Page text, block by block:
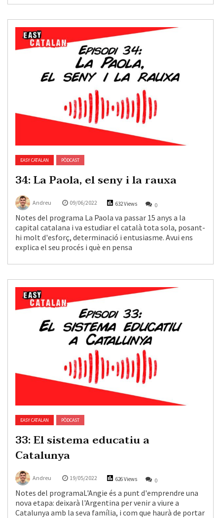
EASY CATALAN PÒDCAST
34: La Paola, el seny i la rauxa
Andreu 09/06/2022 632 Views 0
Notes del programa La Paola va passar 15 anys a la
capital catalana i va estudiar el català tota sola, posant-
hi molt d'esforç, determinació i entusiasme. Avui ens
explica el seu procés i què en pensa
EASY CATALAN PÒDCAST
33: El sistema educatiu a
Catalunya
Andreu 19/05/2022 626 Views 0
Notes del programaL'Angie és a punt d'emprendre una
nova etapa: deixarà l'Argentina per venir a viure a
Catalunya amb la seva família, i com que haurà de portar